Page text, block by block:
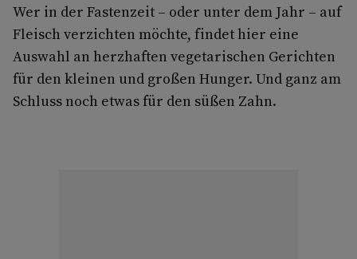
Wer in der Fastenzeit – oder unter dem Jahr – auf
Fleisch verzichten möchte, findet hier eine
Auswahl an herzhaften vegetarischen Gerichten
für den kleinen und großen Hunger. Und ganz am
Schluss noch etwas für den süßen Zahn.